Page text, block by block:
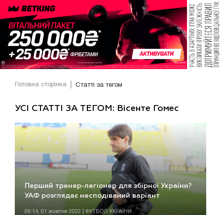
Головна сторінка Статті за тегом
УСІ СТАТТІ ЗА ТЕГОМ: Вісенте Гомес
Перший тренер-легіонер для збірної України?
УАФ розглядає несподіваний варіант
09:14, 01 жовтня 2022 | ФУТБОЛ УКРАЇНИ